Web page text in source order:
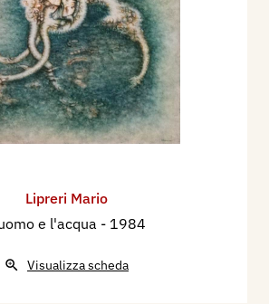
Lipreri Mario
e l'acqua - 1984
Visualizza scheda